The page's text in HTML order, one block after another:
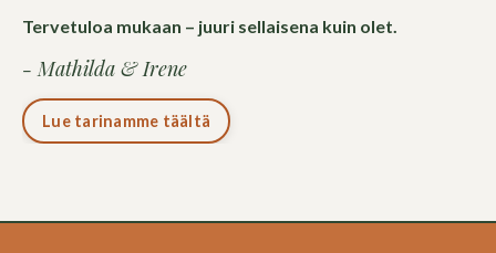
Tervetuloa mukaan – juuri sellaisena kuin olet.
- Mathilda & Irene
Lue tarinamme täältä